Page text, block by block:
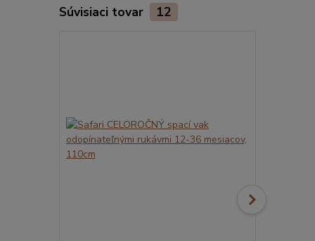
Súvisiaci tovar 12